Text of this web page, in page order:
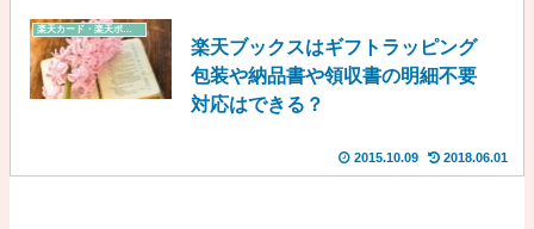
楽天ブックスはギフトラッピング
包装や納品書や領収書の明細不要
対応はできる？
2015.10.09 2018.06.01